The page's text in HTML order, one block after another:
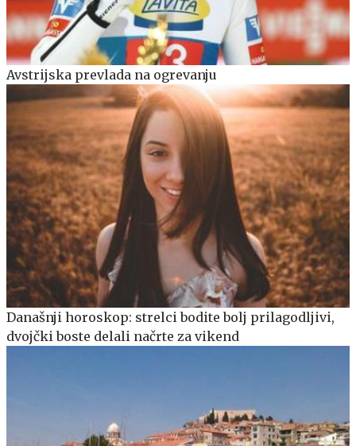
Avstrijska prevlada na ogrevanju
Današnji horoskop: strelci bodite bolj prilagodljivi,
dvojčki boste delali načrte za vikend